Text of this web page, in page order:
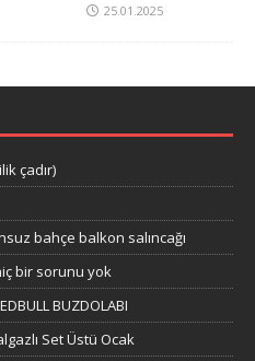
25.01.2025
çadır)
bahçe balkon salıncağı
bir sorunu yok
BUZDOLABI
Set Üstü Ocak